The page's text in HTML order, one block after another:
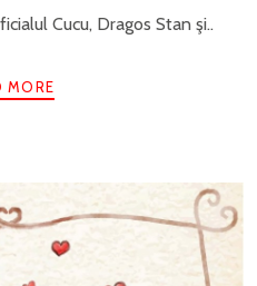
Cucu, Dragos Stan şi..
MORE